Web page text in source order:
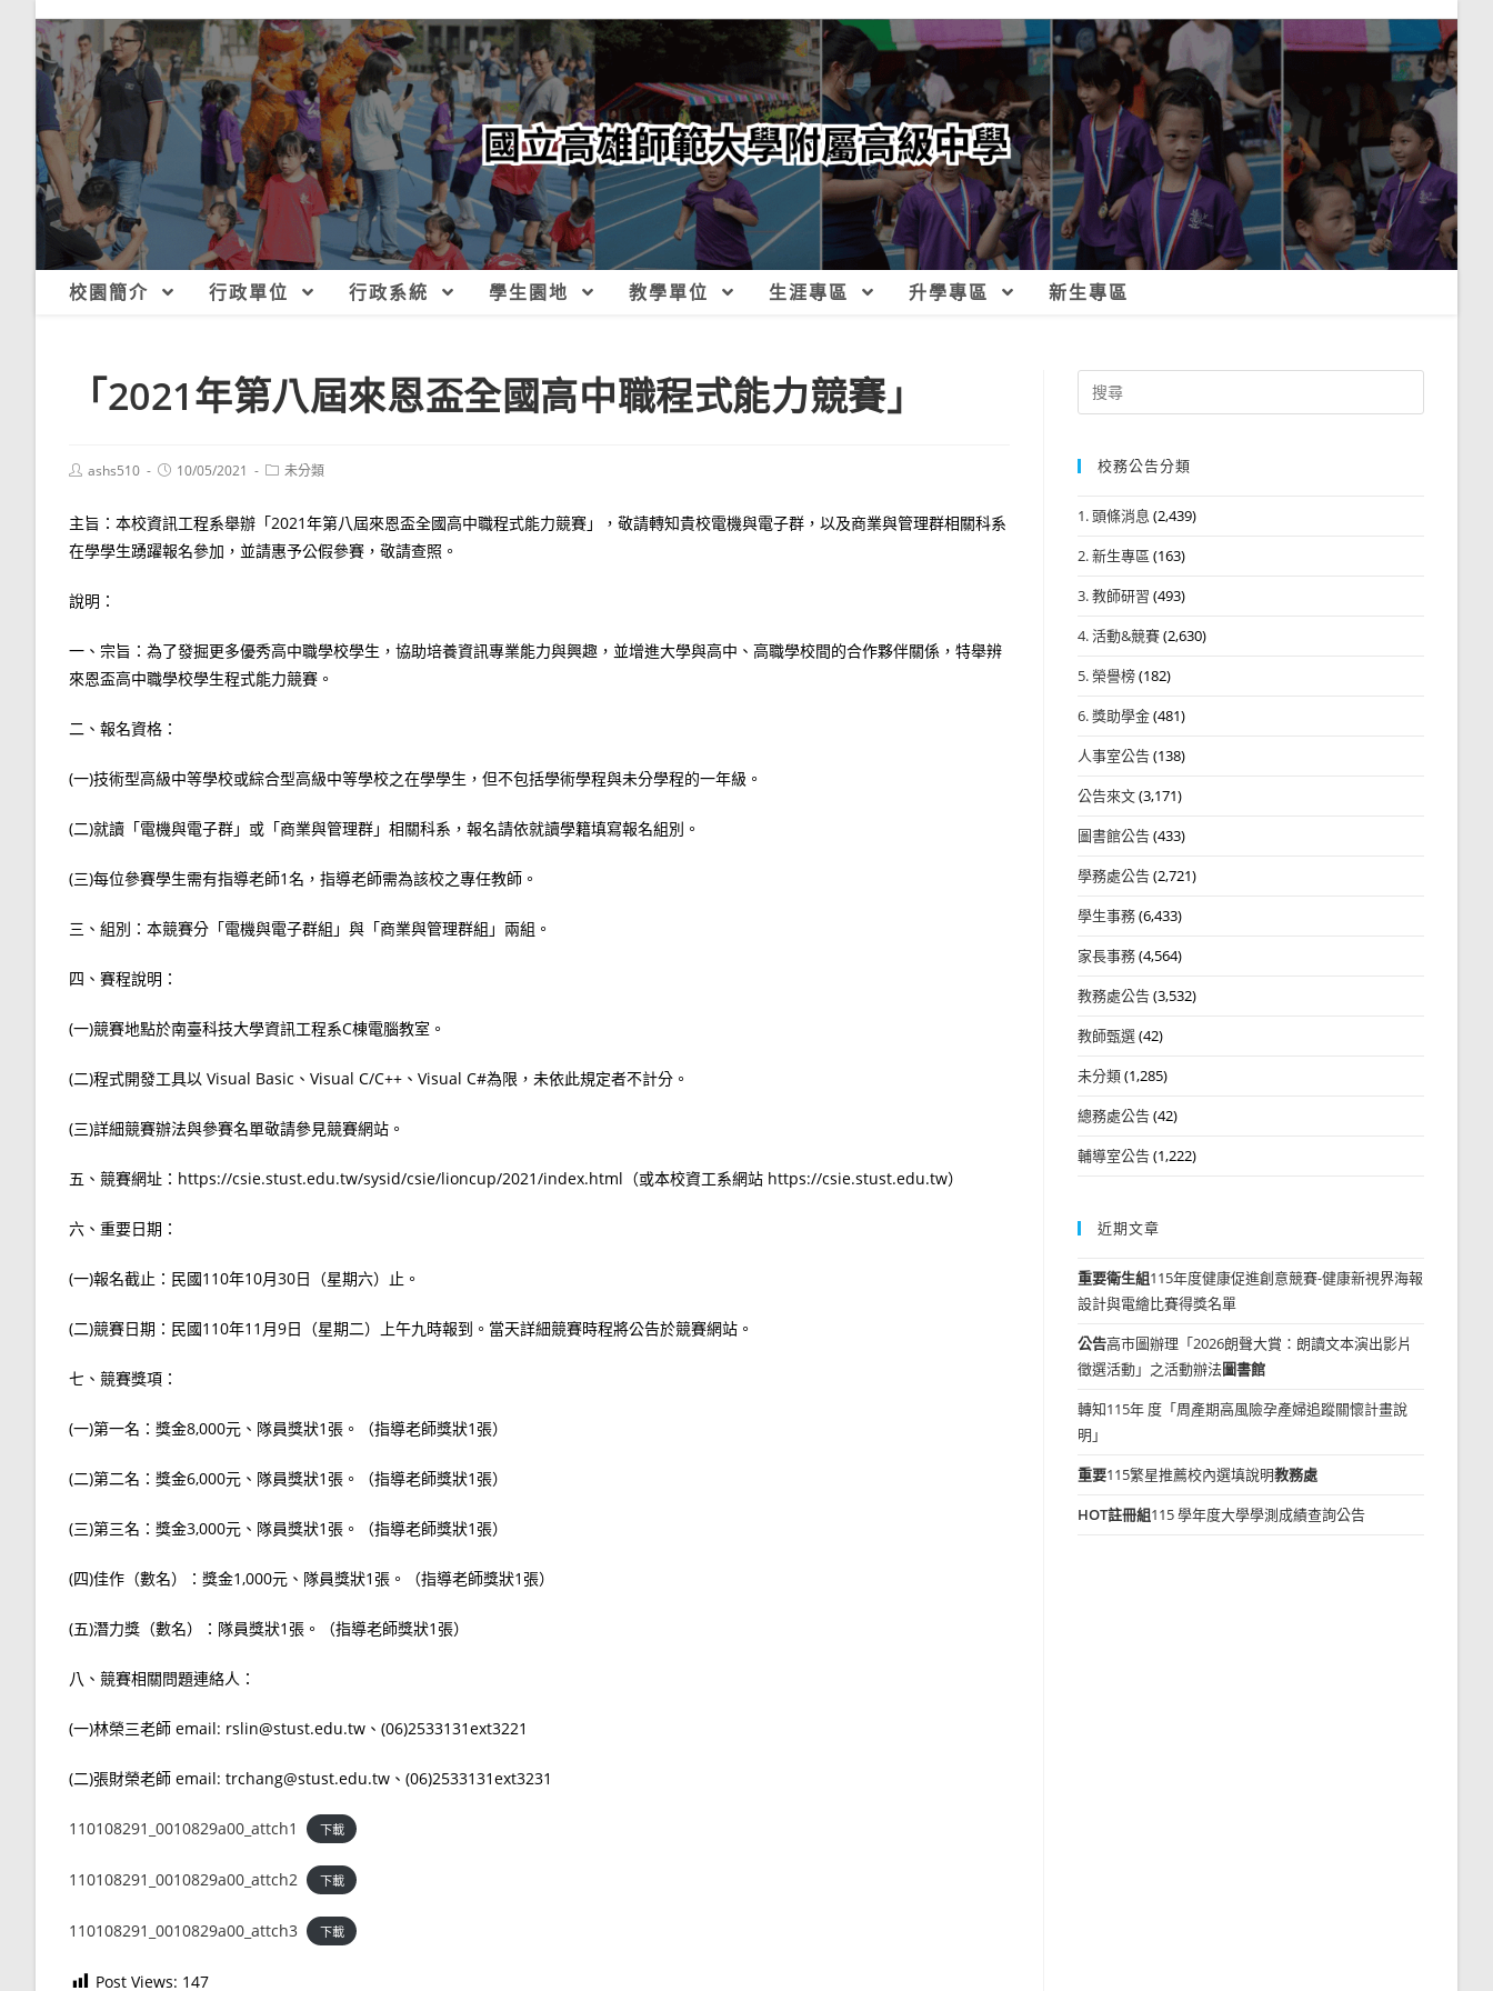
校園簡介 行政單位 行政系統 學生園地 教學單位 生涯專區 升學專區 新生專區
「2021年第八屆來恩盃全國高中職程式能力競賽」
Postashs510
Post10/05/2021
Post未分類
主旨：本校資訊工程系舉辦「2021年第八屆來恩盃全國高中職程式能力競賽」，敬請轉知貴校電機與電子群，以及商業與管理群相關科系
在學學生踴躍報名參加，並請惠予公假參賽，敬請查照。
說明：
一、宗旨：為了發掘更多優秀高中職學校學生，協助培養資訊專業能力與興趣，並增進大學與高中、高職學校間的合作夥伴關係，特舉辨
來恩盃高中職學校學生程式能力競賽。
二、報名資格：
(一)技術型高級中等學校或綜合型高級中等學校之在學學生，但不包括學術學程與未分學程的一年級。
(二)就讀「電機與電子群」或「商業與管理群」相關科系，報名請依就讀學籍填寫報名組別。
(三)每位參賽學生需有指導老師1名，指導老師需為該校之專任教師。
三、組別：本競賽分「電機與電子群組」與「商業與管理群組」兩組。
四、賽程說明：
(一)競賽地點於南臺科技大學資訊工程系C棟電腦教室。
(二)程式開發工具以 Visual Basic、Visual C/C++、Visual C#為限，未依此規定者不計分。
(三)詳細競賽辦法與參賽名單敬請參見競賽網站。
五、競賽網址：https://csie.stust.edu.tw/sysid/csie/lioncup/2021/index.html（或本校資工系網站 https://csie.stust.edu.tw）
六、重要日期：
(一)報名截止：民國110年10月30日（星期六）止。
(二)競賽日期：民國110年11月9日（星期二）上午九時報到。當天詳細競賽時程將公告於競賽網站。
七、競賽獎項：
(一)第一名：獎金8,000元、隊員獎狀1張。（指導老師獎狀1張）
(二)第二名：獎金6,000元、隊員獎狀1張。（指導老師獎狀1張）
(三)第三名：獎金3,000元、隊員獎狀1張。（指導老師獎狀1張）
(四)佳作（數名）：獎金1,000元、隊員獎狀1張。（指導老師獎狀1張）
(五)潛力獎（數名）：隊員獎狀1張。（指導老師獎狀1張）
八、競賽相關問題連絡人：
(一)林榮三老師 email: rslin@stust.edu.tw、(06)2533131ext3221
(二)張財榮老師 email: trchang@stust.edu.tw、(06)2533131ext3231
110108291_0010829a00_attch1 下載
110108291_0010829a00_attch2 下載
110108291_0010829a00_attch3 下載
Post Views: 147
Search
for:
校務公告分類
1. 頭條消息 (2,439)
2. 新生專區 (163)
3. 教師研習 (493)
4. 活動&競賽(2,630)
5. 榮譽榜(182)
6. 獎助學金(481)
人事室公告(138)
公告來文(3,171)
圖書館公告(433)
學務處公告(2,721)
學生事務(6,433)
家長事務(4,564)
教務處公告(3,532)
教師甄選(42)
未分類(1,285)
總務處公告(42)
輔導室公告(1,222)
近期文章
重要衛生組115年度健康促進創意競賽-健康新視界海報
設計與電繪比賽得獎名單
公告高市圖辦理「2026朗聲大賞：朗讀文本演出影片
徵選活動」之活動辦法圖書館
轉知115年 度「周產期高風險孕產婦追蹤關懷計畫說
明」
重要115繁星推薦校內選填說明教務處
HOT註冊組115 學年度大學學測成績查詢公告